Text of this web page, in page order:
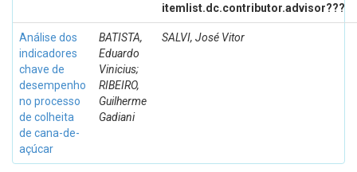
itemlist.dc.contributor.advisor???
Análise dos
indicadores
chave de
desempenho
no processo
de colheita
de cana-de-
açúcar
BATISTA,
Eduardo
Vinicius;
RIBEIRO,
Guilherme
Gadiani
SALVI, José Vitor